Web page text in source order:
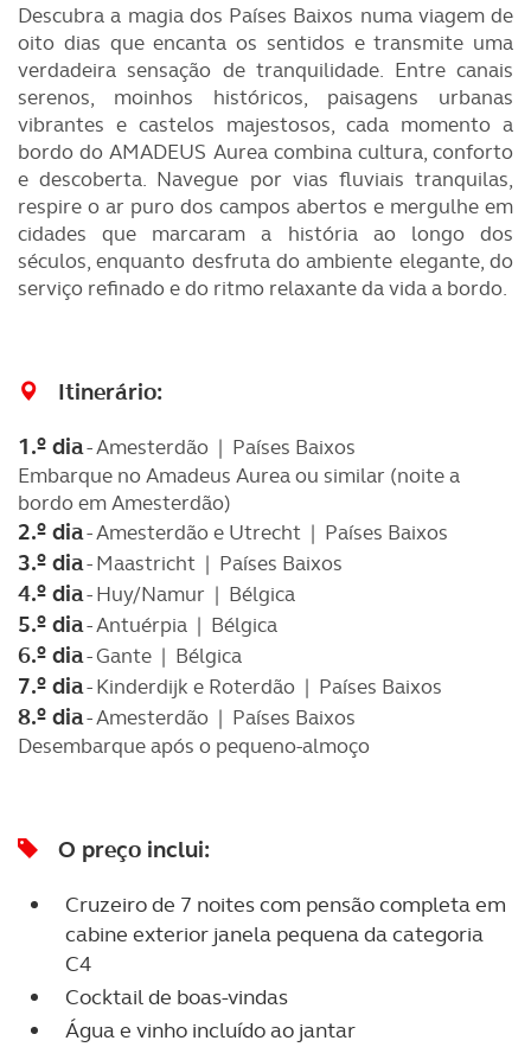
Descubra a magia dos Países Baixos numa viagem de
oito dias que encanta os sentidos e transmite uma
verdadeira sensação de tranquilidade. Entre canais
serenos, moinhos históricos, paisagens urbanas
vibrantes e castelos majestosos, cada momento a
bordo do AMADEUS Aurea combina cultura, conforto
e descoberta. Navegue por vias fluviais tranquilas,
respire o ar puro dos campos abertos e mergulhe em
cidades que marcaram a história ao longo dos
séculos, enquanto desfruta do ambiente elegante, do
serviço refinado e do ritmo relaxante da vida a bordo.
Itinerário:
1.º dia- Amesterdão | Países Baixos
Embarque no Amadeus Aurea ou similar (noite a
bordo em Amesterdão)
2.º dia- Amesterdão e Utrecht | Países Baixos
3.º dia- Maastricht | Países Baixos
4.º dia- Huy/Namur | Bélgica
5.º dia- Antuérpia | Bélgica
6.º dia- Gante | Bélgica
7.º dia- Kinderdijk e Roterdão | Países Baixos
8.º dia- Amesterdão | Países Baixos
Desembarque após o pequeno-almoço
O preço inclui:
Cruzeiro de 7 noites com pensão completa em
cabine exterior janela pequena da categoria
C4
Cocktail de boas-vindas
Água e vinho incluído ao jantar